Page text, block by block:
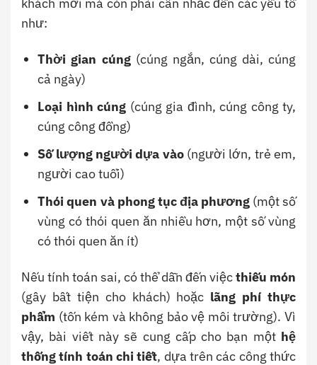
như:
Thời gian cúng(cúng ngắn, cúng dài, cúng
cả ngày)
Loại hình cúng (cúng gia đình, cúng công ty,
cúng công đồng)
Số lượng người dựa vào(người lớn, trẻ em,
người cao tuổi)
Thói quen và phong tục địa phương(một số
vùng có thói quen ăn nhiều hơn, một số vùng
có thói quen ăn ít)
Nếu tính toán sai, có thể dẫn đến việcthiếu món
(gây bất tiện cho khách) hoặc lãng phí thực
phẩm (tốn kém và không bảo vệ môi trường). Vì
vậy, bài viết này sẽ cung cấp cho bạn một hệ
thống tính toán chi tiết, dựa trên các công thức